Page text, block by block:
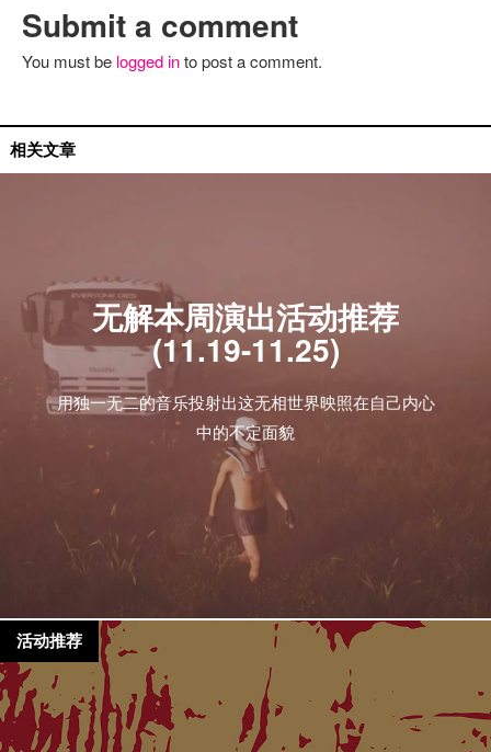
Submit a comment
You must be logged into post a comment.
相关文章
无解本周演出活动推荐
(11.19-11.25)
用独一无二的音乐投射出这无相世界映照在自己内心
中的不定面貌
活动推荐
活动推荐